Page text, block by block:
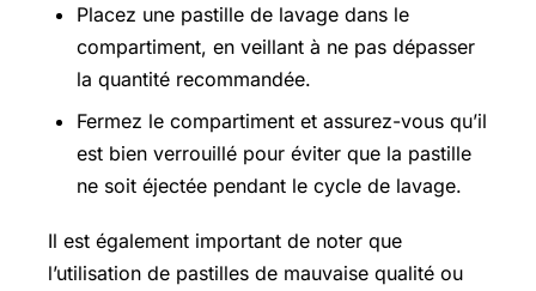
Placez une pastille de lavage dans le
compartiment, en veillant à ne pas dépasser
la quantité recommandée.
Fermez le compartiment et assurez-vous qu’il
est bien verrouillé pour éviter que la pastille
ne soit éjectée pendant le cycle de lavage.
Il est également important de noter que
l’utilisation de pastilles de mauvaise qualité ou